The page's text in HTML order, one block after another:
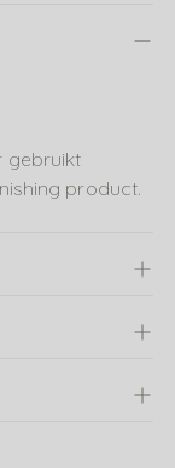
gebruikt
product.